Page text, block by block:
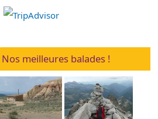
Nos meilleures balades !